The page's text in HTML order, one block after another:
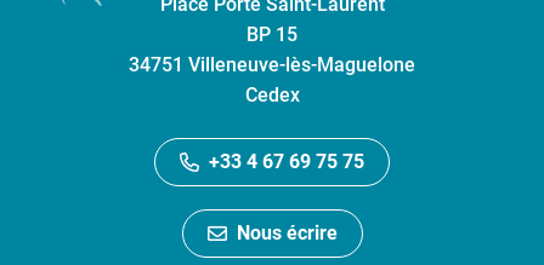
BP 15
34751 Villeneuve-lès-Maguelone
Cedex
+33 4 67 69 75 75
Nous écrire